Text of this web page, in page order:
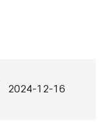
2024-12-16